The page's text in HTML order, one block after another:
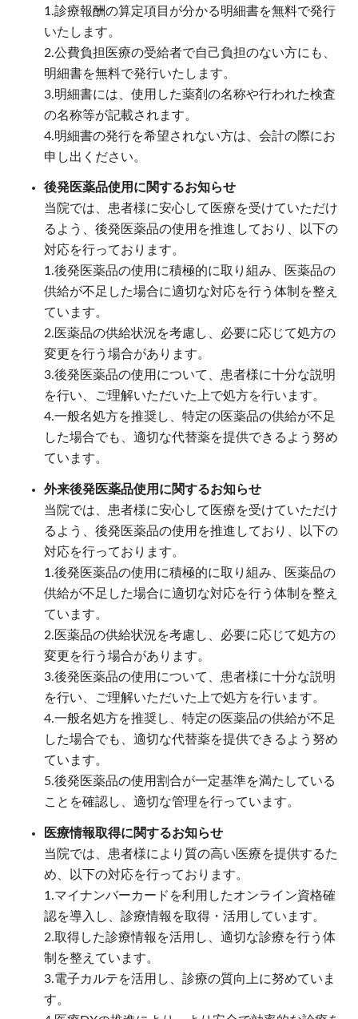
1.診療報酬の算定項目が分かる明細書を無料で発行
いたします。
2.公費負担医療の受給者で自己負担のない方にも、
明細書を無料で発行いたします。
3.明細書には、使用した薬剤の名称や行われた検査
の名称等が記載されます。
4.明細書の発行を希望されない方は、会計の際にお
申し出ください。
後発医薬品使用に関するお知らせ
当院では、患者様に安心して医療を受けていただけ
るよう、後発医薬品の使用を推進しており、以下の
対応を行っております。
1.後発医薬品の使用に積極的に取り組み、医薬品の
供給が不足した場合に適切な対応を行う体制を整え
ています。
2.医薬品の供給状況を考慮し、必要に応じて処方の
変更を行う場合があります。
3.後発医薬品の使用について、患者様に十分な説明
を行い、ご理解いただいた上で処方を行います。
4.一般名処方を推奨し、特定の医薬品の供給が不足
した場合でも、適切な代替薬を提供できるよう努め
ています。
外来後発医薬品使用に関するお知らせ
当院では、患者様に安心して医療を受けていただけ
るよう、後発医薬品の使用を推進しており、以下の
対応を行っております。
1.後発医薬品の使用に積極的に取り組み、医薬品の
供給が不足した場合に適切な対応を行う体制を整え
ています。
2.医薬品の供給状況を考慮し、必要に応じて処方の
変更を行う場合があります。
3.後発医薬品の使用について、患者様に十分な説明
を行い、ご理解いただいた上で処方を行います。
4.一般名処方を推奨し、特定の医薬品の供給が不足
した場合でも、適切な代替薬を提供できるよう努め
ています。
5.後発医薬品の使用割合が一定基準を満たしている
ことを確認し、適切な管理を行っています。
医療情報取得に関するお知らせ
当院では、患者様により質の高い医療を提供するた
め、以下の対応を行っております。
1.マイナンバーカードを利用したオンライン資格確
認を導入し、診療情報を取得・活用しています。
2.取得した診療情報を活用し、適切な診療を行う体
制を整えています。
3.電子カルテを活用し、診療の質向上に努めていま
す。